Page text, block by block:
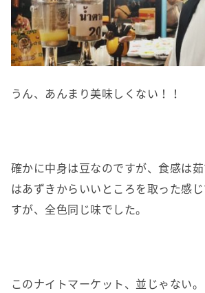
うん、あんまり美味しくない！！
確かに中身は豆なのですが、食感は
はあずきからいいところを取った感
すが、全色同じ味でした。
このナイトマーケット、並じゃない。